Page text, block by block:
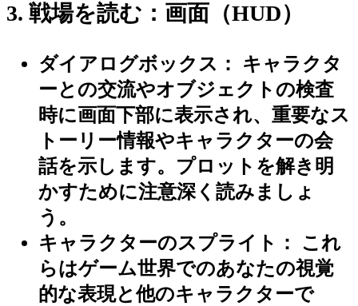
3. 戦場を読む：画面（HUD）
ダイアログボックス：
キャラクタ
ーとの交流やオブジェクトの検査
時に画面下部に表示され、重要なス
トーリー情報やキャラクターの会
話を示します。プロットを解き明
かすために注意深く読みましょ
う。
キャラクターのスプライト：
これ
らはゲーム世界でのあなたの視覚
的な表現と他のキャラクターで